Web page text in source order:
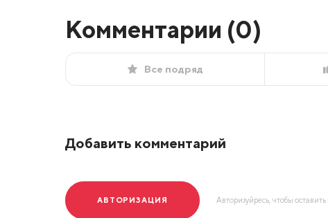
Комментарии (0)
Все подряд
Добавить комментарий
АВТОРИЗАЦИЯ Авторизуйресь, чтобы